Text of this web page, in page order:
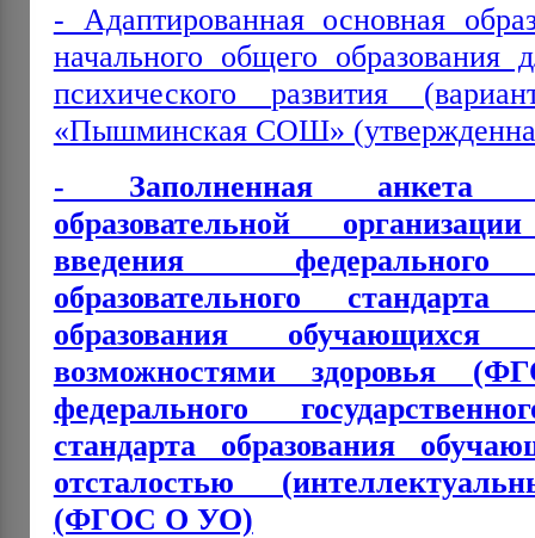
- Адаптированная основная
начального общего образования
психического развития
«Пышминская СОШ»
- Заполненная анкета
образовательной
введения федерального
образовательного
образования
возможностями
федерального
стандарта образования
отсталостью
(ФГОС О УО)